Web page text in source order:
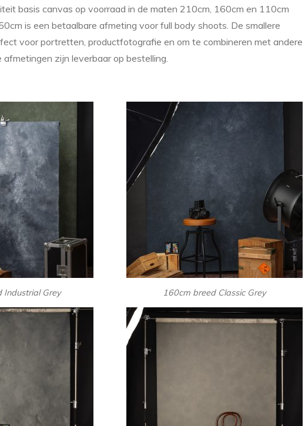
basis canvas op voorraad in de maten 210cm, 160cm en 110cm
is een betaalbare afmeting voor full body shoots. De smallere
voor portretten, productfotografie en om te combineren met andere
zijn leverbaar op bestelling.
Industrial Grey 160cm breed Classic Grey